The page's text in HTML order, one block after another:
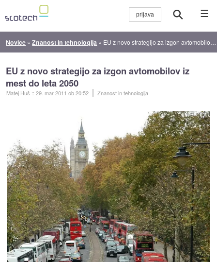
☰
Novice »Znanost in tehnologija » EU z novo strategijo za izgon avtomobilov iz mest do leta 2050
EU z novo strategijo za izgon avtomobilov iz
mest do leta 2050
Matej Huš ::29. mar 2011 ob 20:52 Znanost in tehnologija